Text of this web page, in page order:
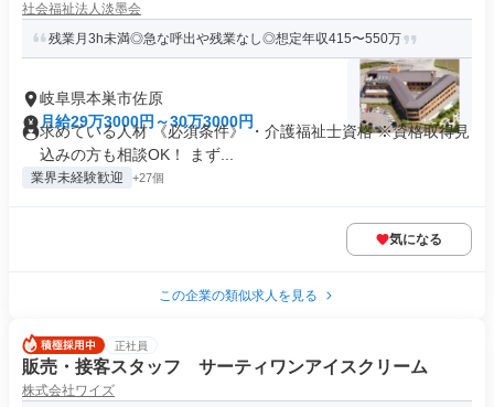
社会福祉法人淡墨会
残業月3h未満◎急な呼出や残業なし◎想定年収415〜550万
岐阜県本巣市佐原
月給29万3000円～30万3000円
求めている人材 《必須条件》 ・介護福祉士資格 ※資格取得見
込みの方も相談OK！ まず...
業界未経験歓迎 +27個
気になる
この企業の類似求人を見る
正社員
販売・接客スタッフ サーティワンアイスクリーム
株式会社ワイズ